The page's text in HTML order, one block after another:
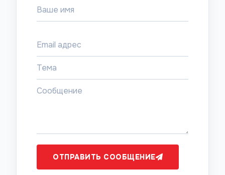
Ваше имя
Email адрес
Тема
Сообщение
ОТПРАВИТЬ СООБЩЕНИЕ